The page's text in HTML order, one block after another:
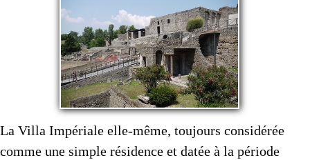
La Villa Impériale elle-même, toujours considérée
comme une simple résidence et datée à la période